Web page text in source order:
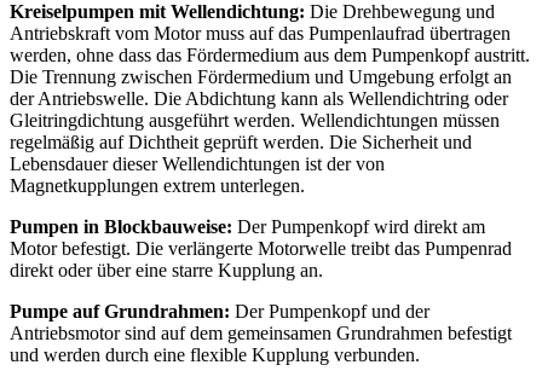
Kreiselpumpen mit Wellendichtung: Die Drehbewegung und
Antriebskraft vom Motor muss auf das Pumpenlaufrad übertragen
werden, ohne dass das Fördermedium aus dem Pumpenkopf austritt.
Die Trennung zwischen Fördermedium und Umgebung erfolgt an
der Antriebswelle. Die Abdichtung kann als Wellendichtring oder
Gleitringdichtung ausgeführt werden. Wellendichtungen müssen
regelmäßig auf Dichtheit geprüft werden. Die Sicherheit und
Lebensdauer dieser Wellendichtungen ist der von
Magnetkupplungen extrem unterlegen.
Pumpen in Blockbauweise: Der Pumpenkopf wird direkt am
Motor befestigt. Die verlängerte Motorwelle treibt das Pumpenrad
direkt oder über eine starre Kupplung an.
Pumpe auf Grundrahmen: Der Pumpenkopf und der
Antriebsmotor sind auf dem gemeinsamen Grundrahmen befestigt
und werden durch eine flexible Kupplung verbunden.